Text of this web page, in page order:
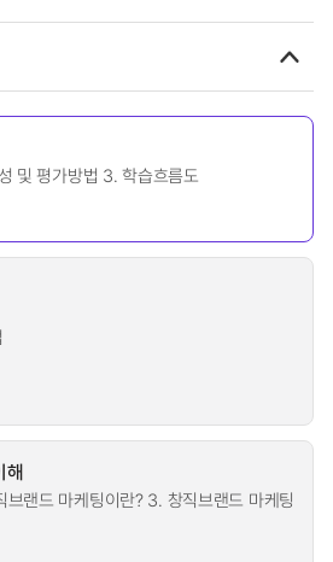
및 평가방법 3. 학습흐름도
해
랜드 마케팅이란? 3. 창직브랜드 마케팅